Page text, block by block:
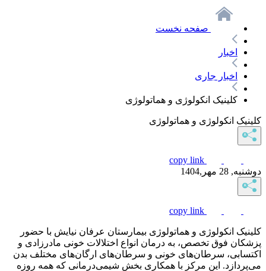
صفحه نخست
اخبار
اخبار جاری
کلینیک انکولوژی و هماتولوژی
کلینیک انکولوژی و هماتولوژی
دوشنبه, 28 مهر,1404
کلینیک انکولوژی و هماتولوژی بیمارستان عرفان نیایش با حضور
پزشکان فوق تخصص، به درمان انواع اختلالات خونی مادرزادی و
اکتسابی، سرطان‌های خونی و سرطان‌های ارگان‌های مختلف بدن
می‌پردازد. این مرکز با همکاری بخش شیمی‌درمانی که همه روزه